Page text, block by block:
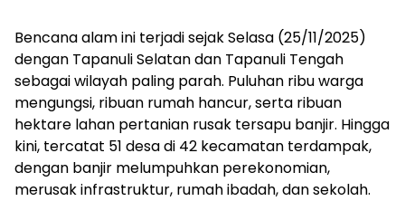
Bencana alam ini terjadi sejak Selasa (25/11/2025)
dengan Tapanuli Selatan dan Tapanuli Tengah
sebagai wilayah paling parah. Puluhan ribu warga
mengungsi, ribuan rumah hancur, serta ribuan
hektare lahan pertanian rusak tersapu banjir. Hingga
kini, tercatat 51 desa di 42 kecamatan terdampak,
dengan banjir melumpuhkan perekonomian,
merusak infrastruktur, rumah ibadah, dan sekolah.